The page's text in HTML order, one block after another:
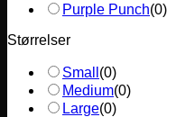
Purple Punch(0)
Størrelser
Small (0)
Medium(0)
Large(0)